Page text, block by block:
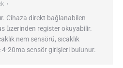
Cihaza direkt bağlanabilen
üzerinden register okuyabilir.
nem sensörü, sıcaklık
20ma sensör girişleri bulunur.